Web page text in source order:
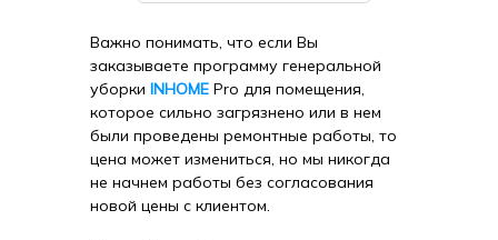
Важно понимать, что если Вы
заказываете программу генеральной
уборки INHOME Pro для помещения,
которое сильно загрязнено или в нем
были проведены ремонтные работы, то
цена может измениться, но мы никогда
не начнем работы без согласования
новой цены с клиентом.